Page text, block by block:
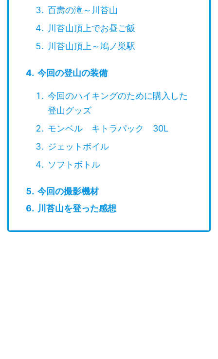
百壽の滝～川苔山
川苔山頂上でお昼ご飯
川苔山頂上～鳩ノ巣駅
今回の登山の装備
今回のハイキングのために購入した
登山グッズ
モンベル キトラパック 30L
ジェットボイル
ソフトボトル
今回の撮影機材
川苔山を登った感想